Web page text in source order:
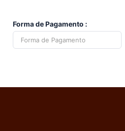
Forma de Pagamento :